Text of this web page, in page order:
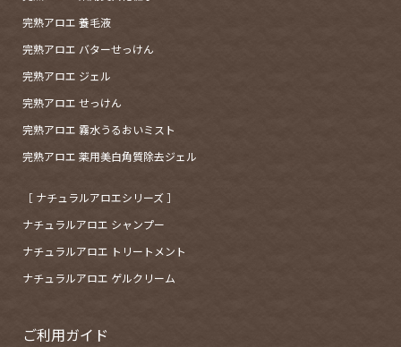
完熟アロエ 養毛液
完熟アロエ バターせっけん
完熟アロエ ジェル
完熟アロエ せっけん
完熟アロエ 霧水うるおいミスト
完熟アロエ 薬用美白角質除去ジェル
［ ナチュラルアロエシリーズ ］
ナチュラルアロエ シャンプー
ナチュラルアロエ トリートメント
ナチュラルアロエ ゲルクリーム
ご利用ガイド